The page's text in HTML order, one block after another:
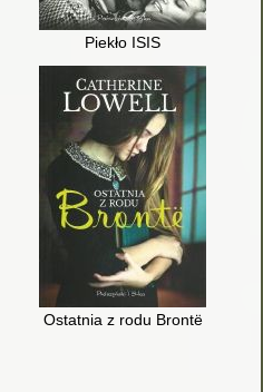
Piekło ISIS
Ostatnia z rodu Brontë